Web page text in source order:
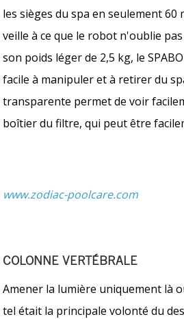
les sièges du spa en seulement
veille à ce que le robot n'oublie
son poids léger de 2,5 kg, le
facile à manipuler et à retirer du
transparente permet de voir
boîtier du filtre, qui peut être
www.zodiac-poolcare.com
COLONNE VERTÉBRALE
Amener la lumière uniquement là
tel était la principale volonté du